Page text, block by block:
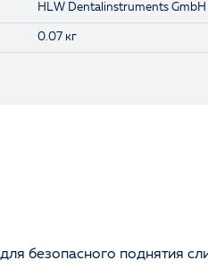
HLW Dentalinstruments GmbH
0.07 кг
безопасного поднятия